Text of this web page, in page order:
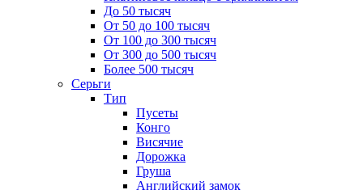
До 50 тысяч
От 50 до 100 тысяч
От 100 до 300 тысяч
От 300 до 500 тысяч
Более 500 тысяч
Серьги
Тип
Пусеты
Конго
Висячие
Дорожка
Груша
Английский замок